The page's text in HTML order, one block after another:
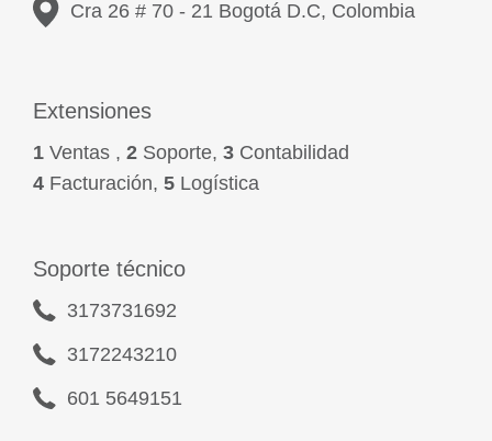
Cra 26 # 70 - 21 Bogotá D.C, Colombia
Extensiones
1 Ventas , 2 Soporte, 3 Contabilidad
4 Facturación, 5 Logística
Soporte técnico
3173731692
3172243210
601 5649151